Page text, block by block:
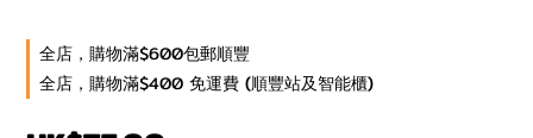
全店，購物滿$600包郵順豐
全店，購物滿$400 免運費 (順豐站及智能櫃)